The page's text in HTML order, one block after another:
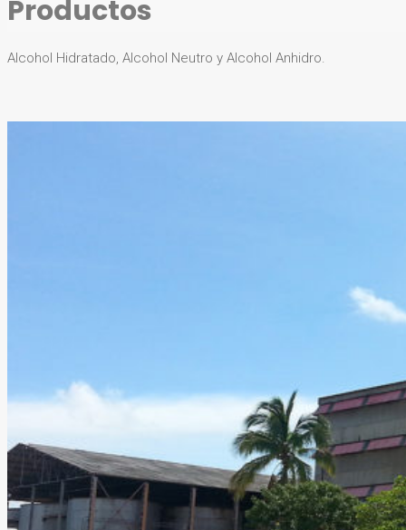
Productos
Alcohol Hidratado, Alcohol Neutro y Alcohol Anhidro.